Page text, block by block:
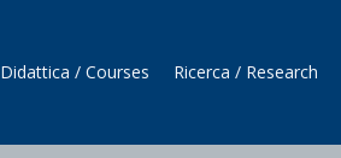
Didattica / Courses Ricerca / Research